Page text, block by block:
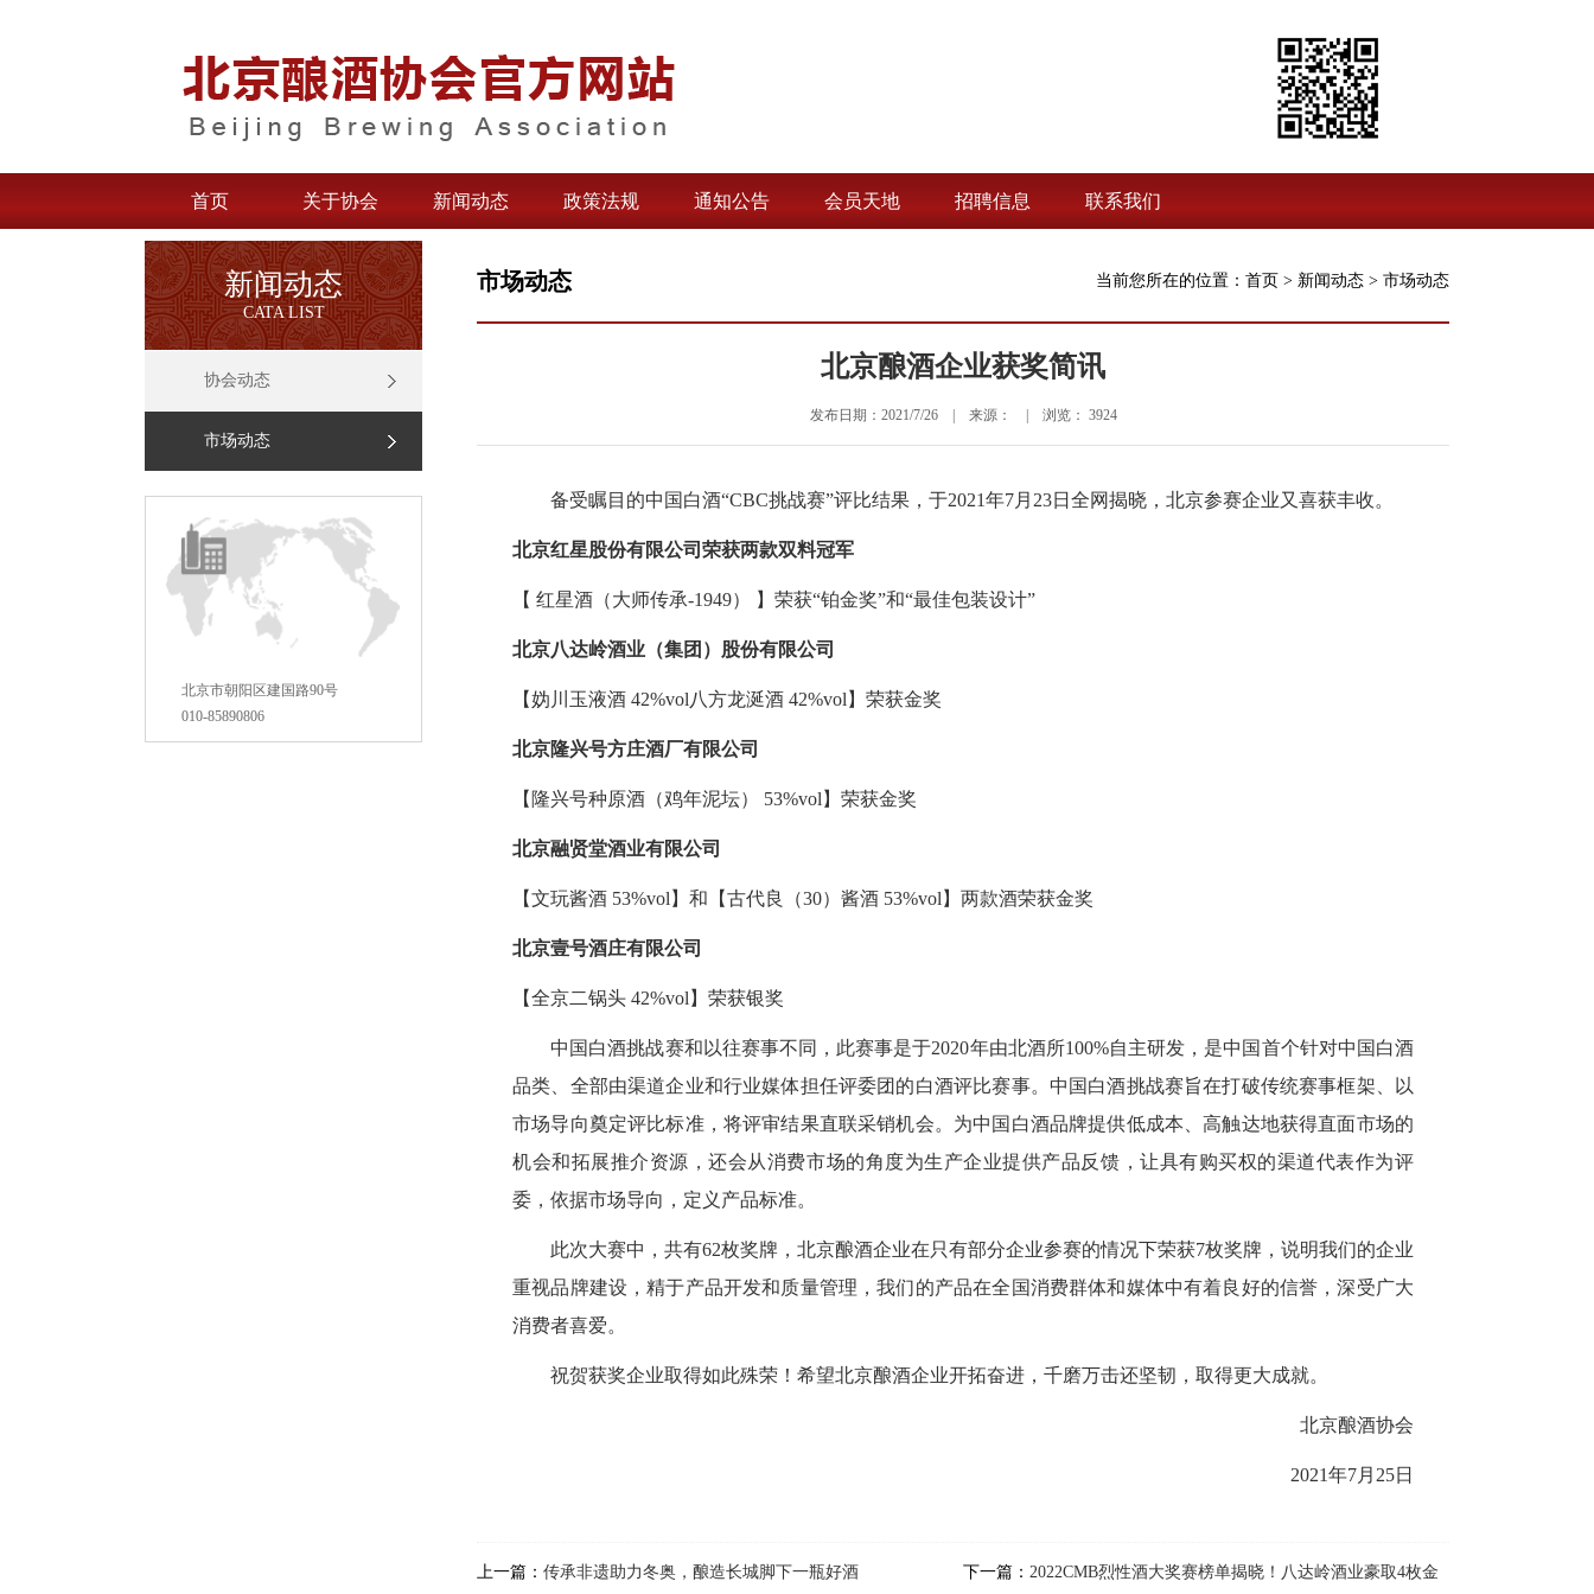
首页 关于协会 新闻动态 政策法规 通知公告 会员天地 招聘信息 联系我们
新闻动态
CATA LIST
协会动态
市场动态
北京市朝阳区建国路90号
010-85890806
市场动态 当前您所在的位置： 首页 > 新闻动态 > 市场动态
北京酿酒企业获奖简讯
发布日期：2021/7/26 | 来源： | 浏览： 3924
备受瞩目的中国白酒“CBC挑战赛”评比结果，于2021年7月23日全网揭晓，北京参赛企业又喜获丰收。
北京红星股份有限公司荣获两款双料冠军
【 红星酒（大师传承-1949） 】荣获“铂金奖”和“最佳包装设计”
北京八达岭酒业（集团）股份有限公司
【妫川玉液酒 42%vol八方龙涎酒 42%vol】荣获金奖
北京隆兴号方庄酒厂有限公司
【隆兴号种原酒（鸡年泥坛） 53%vol】荣获金奖
北京融贤堂酒业有限公司
【文玩酱酒 53%vol】和【古代良（30）酱酒 53%vol】两款酒荣获金奖
北京壹号酒庄有限公司
【全京二锅头 42%vol】荣获银奖
中国白酒挑战赛和以往赛事不同，此赛事是于2020年由北酒所100%自主研发，是中国首个针对中国白酒
品类、全部由渠道企业和行业媒体担任评委团的白酒评比赛事。中国白酒挑战赛旨在打破传统赛事框架、以
市场导向奠定评比标准，将评审结果直联采销机会。为中国白酒品牌提供低成本、高触达地获得直面市场的
机会和拓展推介资源，还会从消费市场的角度为生产企业提供产品反馈，让具有购买权的渠道代表作为评
委，依据市场导向，定义产品标准。
此次大赛中，共有62枚奖牌，北京酿酒企业在只有部分企业参赛的情况下荣获7枚奖牌，说明我们的企业
重视品牌建设，精于产品开发和质量管理，我们的产品在全国消费群体和媒体中有着良好的信誉，深受广大
消费者喜爱。
祝贺获奖企业取得如此殊荣！希望北京酿酒企业开拓奋进，千磨万击还坚韧，取得更大成就。
北京酿酒协会
2021年7月25日
上一篇： 传承非遗助力冬奥，酿造长城脚下一瓶好酒 下一篇： 2022CMB烈性酒大奖赛榜单揭晓！八达岭酒业豪取4枚金